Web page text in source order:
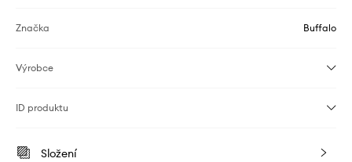
Značka Buffalo
Výrobce
ID produktu
Složení